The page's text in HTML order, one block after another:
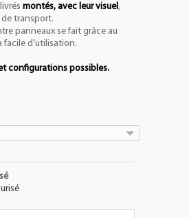
montés, avec leur visuel,
transport.
panneaux se fait grâce au
facile d'utilisation.
configurations possibles.